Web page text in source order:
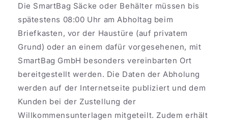
Die SmartBag Säcke oder Behälter müssen bis
spätestens 08:00 Uhr am Abholtag beim
Briefkasten, vor der Haustüre (auf privatem
Grund) oder an einem dafür vorgesehenen, mit
SmartBag GmbH besonders vereinbarten Ort
bereitgestellt werden. Die Daten der Abholung
werden auf der Internetseite publiziert und dem
Kunden bei der Zustellung der
Willkommensunterlagen mitgeteilt. Zudem erhält